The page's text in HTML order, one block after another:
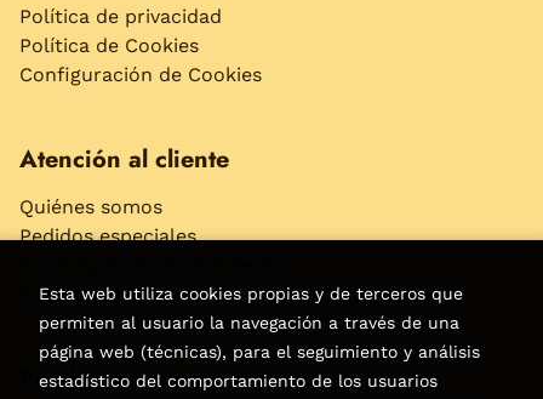
Política de privacidad
Política de Cookies
Configuración de Cookies
Atención al cliente
Quiénes somos
Pedidos especiales
Accesibilidad
Puede interesarte
Esta web utiliza cookies propias y de terceros que
permiten al usuario la navegación a través de una
página web (técnicas), para el seguimiento y análisis
estadístico del comportamiento de los usuarios